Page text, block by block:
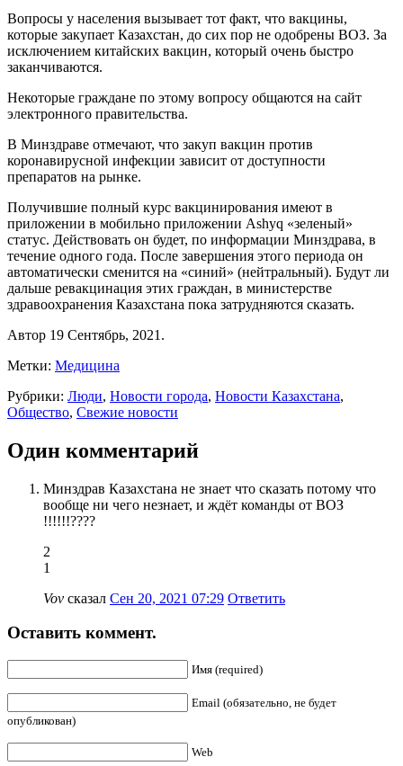
Вопросы у населения вызывает тот факт, что вакцины,
которые закупает Казахстан, до сих пор не одобрены ВОЗ. За
исключением китайских вакцин, который очень быстро
заканчиваются.
Некоторые граждане по этому вопросу общаются на сайт
электронного правительства.
В Минздраве отмечают, что закуп вакцин против
коронавирусной инфекции зависит от доступности
препаратов на рынке.
Получившие полный курс вакцинирования имеют в
приложении в мобильно приложении Ashyq «зеленый»
статус. Действовать он будет, по информации Минздрава, в
течение одного года. После завершения этого периода он
автоматически сменится на «синий» (нейтральный). Будут ли
дальше ревакцинация этих граждан, в министерстве
здравоохранения Казахстана пока затрудняются сказать.
Автор 19 Сентябрь, 2021.
Метки: Медицина
Рубрики: Люди, Новости города, Новости Казахстана,
Общество, Свежие новости
Один комментарий
Минздрав Казахстана не знает что сказать потому что
вообще ни чего незнает, и ждёт команды от ВОЗ
!!!!!!????
2
1
Vov сказал Сен 20, 2021 07:29 Ответить
Оставить коммент.
Имя (required)
Email (обязательно, не будет
опубликован)
Web